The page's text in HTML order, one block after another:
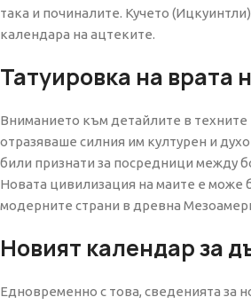
така и починалите. Кучето
календара на ацтеките.
Татуировка на врата
Вниманието към детайлите в
отразяваше силния им културен и
били признати за посредници между
Новата цивилизация на маите е може
модерните страни в древна
Новият календар за
Едновременно с това, сведенията за